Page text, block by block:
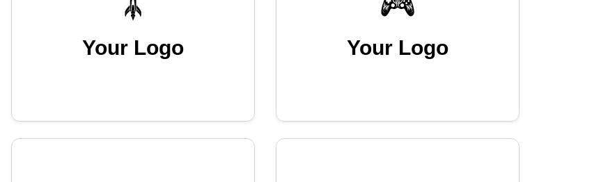
Your Logo Your Logo